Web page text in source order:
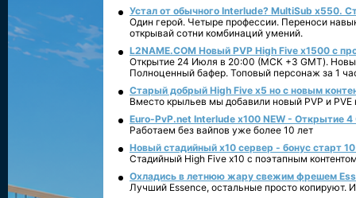
Устал от обычного Interlude? MultiSub x550.
Один герой. Четыре профессии. Переноси
открывай сотни комбинаций умений.
L2NAME.COM Новый PVP High Five x1500 с
Открытие 24 Июля в 20:00 (МСК +3 GMT).
Полноценный бафер. Топовый персонаж за 1
Старый добрый High Five x5 но с новым
Вместо крыльев мы добавили новый PVP и PVE
Euro-PvP.net Interlude х100 NEW - Открытие 4
Работаем без вайпов уже более 10 лет
Новый стадийный х10 сервер - бонус старт
Стадийный High Five x10 с поэтапным
Охладись в летнюю жару свежим фрешем
Лучший Essence, остальные просто копируют.